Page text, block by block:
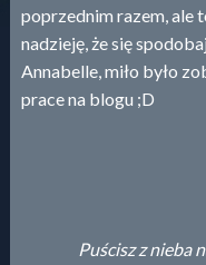
poprzednim razem, ale
nadzieję, że się
Annabelle, miło było
prace na blogu ;D
Puścisz z nieba